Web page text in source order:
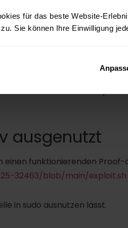
für das beste Website-
Sie können Ihre Einwilligung
komplexe Exploit-Ketten.
in Containern
Hier reicht es, wenn ein
eine Phishing-Attacke,
Der Angreifer könnte
eskalieren und damit jede
ausgenutzt
einen funktionierenden
32463/blob/main/exploit.sh
in sudo ausnutzen lässt.